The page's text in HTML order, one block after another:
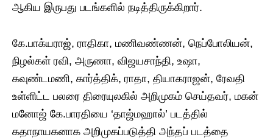
ஆகிய இருபது படங்களில் நடித்திருக்கிறார்.
கே.பாக்யராஜ், ராதிகா, மணிவண்ணன், நெப்போலியன்,
நிழல்கள் ரவி, அருணா, விஜயசாந்தி, உஷா,
கவுண்டமணி, கார்த்திக், ராதா, தியாகராஜன், ரேவதி
உள்ளிட்ட பலரை திரையுலகில் அறிமுகம் செய்தவர், மகன்
மனோஜ் கே.பாரதியை ‘தாஜ்மஹால்’ படத்தில்
கதாநாயகனாக அறிமுகப்படுத்தி அந்தப் படத்தை